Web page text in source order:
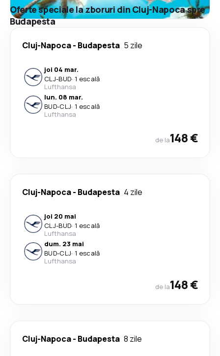
Oferte speciale la zboruri din Cluj-Napoca spre
Budapesta
Cluj-Napoca- Budapesta 5 zile
joi 04 mar.
CLJ-BUD· 1 escală
Lufthansa
lun. 08 mar.
BUD-CLJ· 1 escală
Lufthansa
de la148 €
Cluj-Napoca- Budapesta 4 zile
joi 20 mai
CLJ-BUD· 1 escală
Lufthansa
dum. 23 mai
BUD-CLJ· 1 escală
Lufthansa
de la148 €
Cluj-Napoca- Budapesta 8 zile